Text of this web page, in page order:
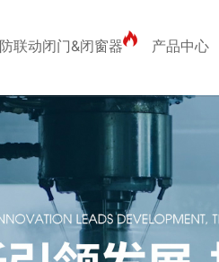
联动闭门&闭窗器 产品中心